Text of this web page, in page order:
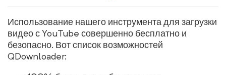
Использование нашего инструмента для загрузки
видео с YouTube совершенно бесплатно и
безопасно. Вот список возможностей
QDownloader: